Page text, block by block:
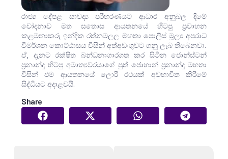
රාජ්‍ය දේපළ සාවද්‍ය පරිහරණයට ආධාර අනුබල දීමේ
චෝදනාව මත සතොස ආයතනයේ හිටපු ප්‍රවාහන
කළමනාකරු ඉන්දික රත්නමලල මහතා පොලිස් මූල්‍ය අපරාධ
විමර්ශන කොට්ඨාසය විසින් අත්අඩංගුවට ගනු ලැබ තිබෙනවා.
ඒ, දැනට රක්ෂිත බන්ධනාගාරගත කර සිටින ජොන්ස්ටන්
ප්‍රනාන්දු හිටපු අමාත්‍යවරයාගේ පුත් ජොහාන් ප්‍රනාන්දු මහතා
විසින් එම ආයතනයේ ලොරි රථයක් අවභාවිත කිරීමේ
සිද්ධියට අදාළවයි.
Share